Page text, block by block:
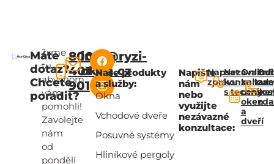
Máte
dotaz?
Chcete
poradit?
Jsme
tu,
abychom
vám
pomohli!
Zavolejte
nám
od
pondělí
800
401
901
info@ryzi-
okna.cz
Naše produkty
a služby:
Okna
Vchodové dveře
Posuvné systémy
Hliníkové pergoly
Napište
nám
nebo
využijte
nezávazné
konzultace:
Napsat
zprávu
Nezávazná
konzultace
s
Online
ceny
oken
a
dveří